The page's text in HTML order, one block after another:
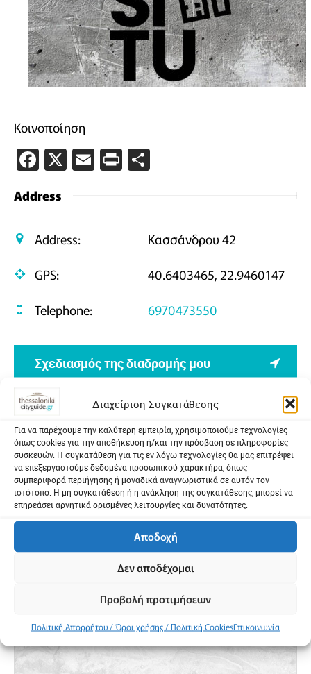
Διαχείριση Συγκατάθεσης
Για να παρέχουμε την καλύτερη εμπειρία, χρησιμοποιούμε τεχνολογίες
όπως cookies για την αποθήκευση ή/και την πρόσβαση σε πληροφορίες
συσκευών. Η συγκατάθεση για τις εν λόγω τεχνολογίες θα μας επιτρέψει
να επεξεργαστούμε δεδομένα προσωπικού χαρακτήρα, όπως
συμπεριφορά περιήγησης ή μοναδικά αναγνωριστικά σε αυτόν τον
ιστότοπο. Η μη συγκατάθεση ή η ανάκληση της συγκατάθεσης, μπορεί να
επηρεάσει αρνητικά ορισμένες λειτουργίες και δυνατότητες.
Αποδοχή
Δεν αποδέχομαι
Προβολή προτιμήσεων
Πολιτική Απορρήτου / Όροι χρήσης / Πολιτική CookiesΕπικοινωνία
Κοινοποίηση
Facebook
X EmailPrintFriendly
Address
Address:
Κασσάνδρου 42
GPS:
40.6403465, 22.9460147
Telephone:
6970473550
Σχεδιασμός της διαδρομής μου